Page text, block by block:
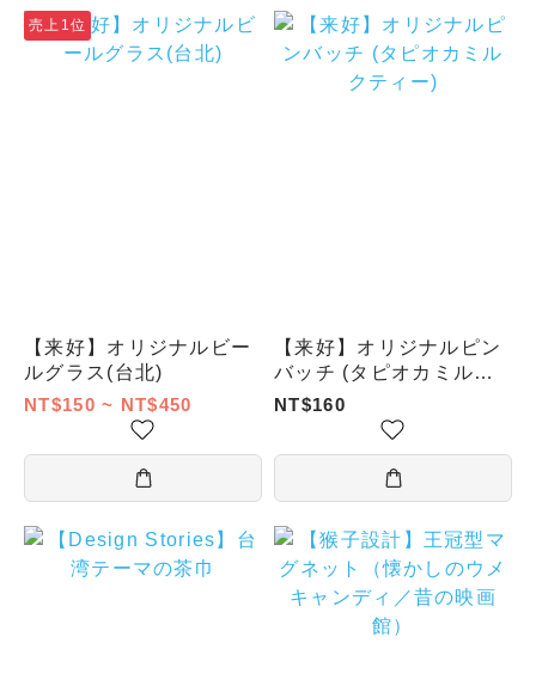
売上1位
【来好】オリジナルビー
ルグラス(台北)
NT$150 ~ NT$450
【来好】オリジナルピン
バッチ (タピオカミルク
ティー)
NT$160